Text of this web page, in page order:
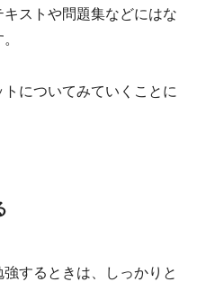
ストや問題集などにはな
についてみていくことに
するときは、しっかりと